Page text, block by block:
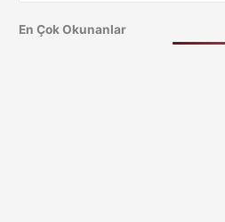
En Çok Okunanlar